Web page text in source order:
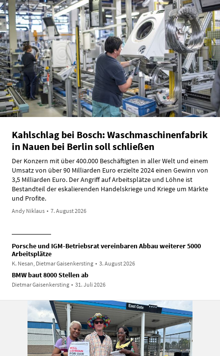
Kahlschlag bei Bosch: Waschmaschinenfabrik
in Nauen bei Berlin soll schließen
Der Konzern mit über 400.000 Beschäftigten in aller Welt und einem
Umsatz von über 90 Milliarden Euro erzielte 2024 einen Gewinn von
3,5 Milliarden Euro. Der Angriff auf Arbeitsplätze und Löhne ist
Bestandteil der eskalierenden Handelskriege und Kriege um Märkte
und Profite.
Andy Niklaus • 7. August 2026
Porsche und IGM-Betriebsrat vereinbaren Abbau weiterer 5000
Arbeitsplätze
K. Nesan, Dietmar Gaisenkersting • 3. August 2026
BMW baut 8000 Stellen ab
Dietmar Gaisenkersting • 31. Juli 2026